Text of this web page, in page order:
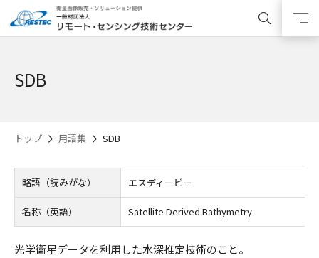
SDB
トップ 用語集 SDB
略語（読みがな） エスディービー
名称（英語） Satellite Derived Bathymetry
光学衛星データを利用した水深推定技術のこと。